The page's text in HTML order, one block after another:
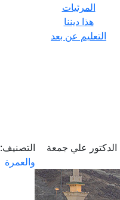
المرئيات
هذا ديننا
التعليم عن بعد
الدكتور علي جمعة
التصنيف:
والعمرة